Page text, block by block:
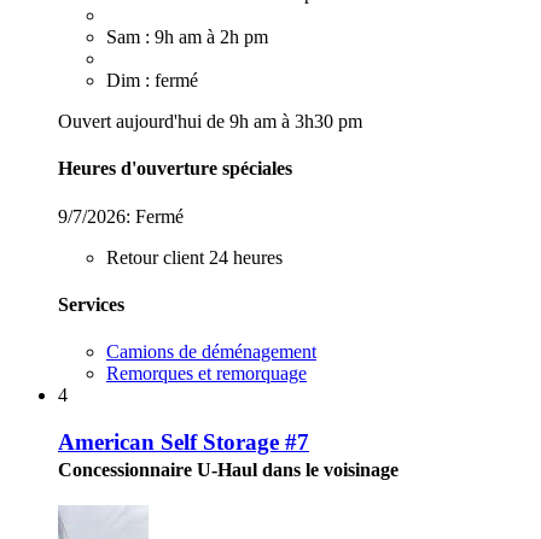
Sam : 9h am à 2h pm
Dim : fermé
Ouvert aujourd'hui de 9h am à 3h30 pm
Heures d'ouverture spéciales
9/7/2026: Fermé
Retour client 24 heures
Services
Camions de déménagement
Remorques et remorquage
4
American Self Storage #7
Concessionnaire U-Haul dans le voisinage